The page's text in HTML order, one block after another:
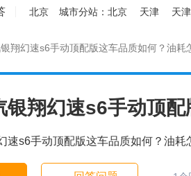
北京 城市分站： 北京 天津 天
翔幻速s6手动顶配版这车品质如何？油耗
银翔幻速s6手动顶
速s6手动顶配版这车品质如何？油耗